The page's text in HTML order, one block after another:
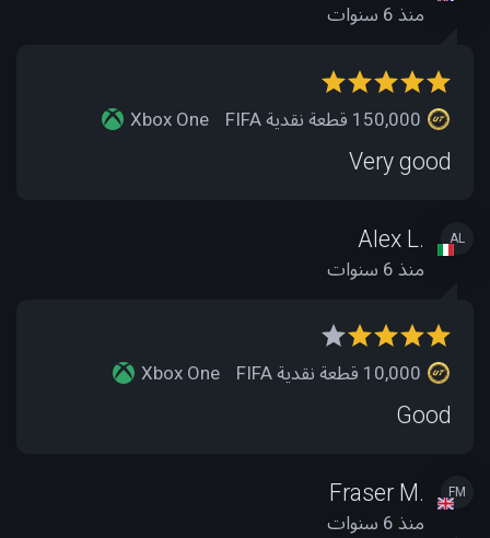
منذ 6 سنوات
Xbox One
Very good
AL
Alex L.
منذ 6 سنوات
Xbox One
Good
FM
Fraser M.
منذ 6 سنوات